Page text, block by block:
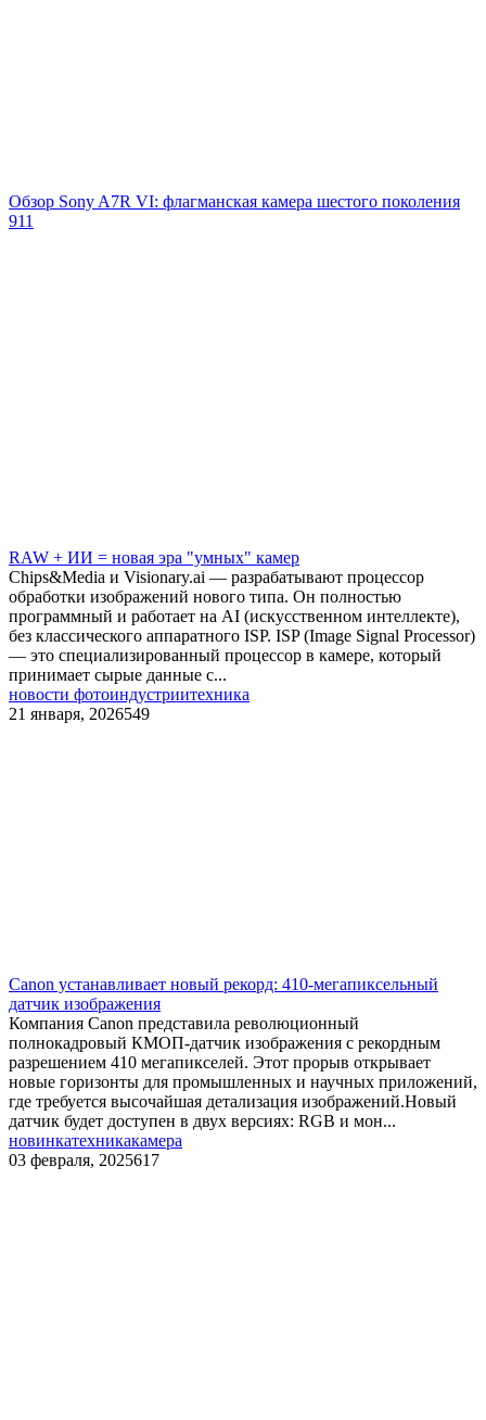
​Обзор Sony A7R VI: флагманская камера шестого поколения
911
RAW + ИИ = новая эра "умных" камер
Chips&Media и Visionary.ai — разрабатывают процессор
обработки изображений нового типа. Он полностью
программный и работает на AI (искусственном интеллекте),
без классического аппаратного ISP. ISP (Image Signal Processor)
— это специализированный процессор в камере, который
принимает сырые данные с...
новости фотоиндустриитехника
21 января, 2026549
Canon устанавливает новый рекорд: 410-мегапиксельный
датчик изображения
Компания Canon представила революционный
полнокадровый КМОП-датчик изображения с рекордным
разрешением 410 мегапикселей. Этот прорыв открывает
новые горизонты для промышленных и научных приложений,
где требуется высочайшая детализация изображений.Новый
датчик будет доступен в двух версиях: RGB и мон...
новинкатехникакамера
03 февраля, 2025617